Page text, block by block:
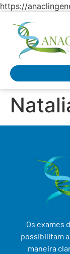
https://
Os exames
possibilitam
maneira